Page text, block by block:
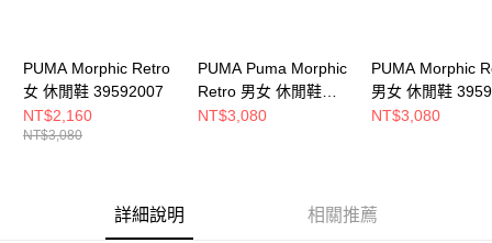
PUMA Morphic Retro
女 休閒鞋 39592007
NT$2,160
NT$3,080
PUMA Puma Morphic
Retro 男女 休閒鞋
39592004
NT$3,080
PUMA Morphic
男女 休閒鞋
NT$3,080
詳細說明 相關推薦